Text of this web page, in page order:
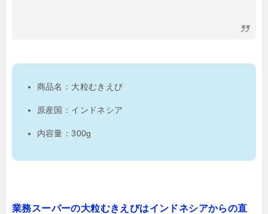
商品名：大粒むきえび
原産国：インドネシア
内容量：300g
業務スーパーの大粒むきえびはインドネシアからの直